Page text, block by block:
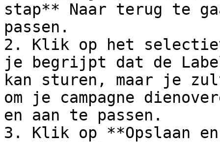
stap** Naar terug te
passen.
2. Klik op het
je begrijpt dat de
kan sturen, maar je
om je campagne
en aan te passen.
3. Klik op **Opslaan